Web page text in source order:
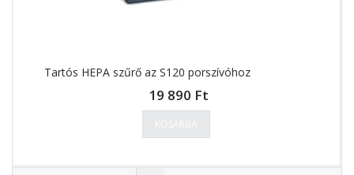
Tartós HEPA szűrő az S120 porszívóhoz
19 890 Ft